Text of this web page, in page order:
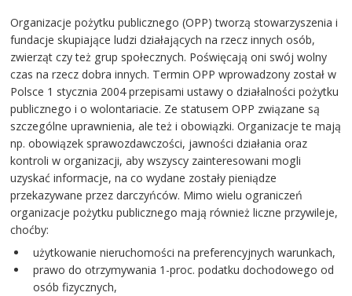
Organizacje pożytku publicznego (OPP) tworzą stowarzyszenia i
fundacje skupiające ludzi działających na rzecz innych osób,
zwierząt czy też grup społecznych. Poświęcają oni swój wolny
czas na rzecz dobra innych. Termin OPP wprowadzony został w
Polsce 1 stycznia 2004 przepisami ustawy o działalności pożytku
publicznego i o wolontariacie. Ze statusem OPP związane są
szczególne uprawnienia, ale też i obowiązki. Organizacje te mają
np. obowiązek sprawozdawczości, jawności działania oraz
kontroli w organizacji, aby wszyscy zainteresowani mogli
uzyskać informacje, na co wydane zostały pieniądze
przekazywane przez darczyńców. Mimo wielu ograniczeń
organizacje pożytku publicznego mają również liczne przywileje,
choćby:
użytkowanie nieruchomości na preferencyjnych warunkach,
prawo do otrzymywania 1-proc. podatku dochodowego od
osób fizycznych,